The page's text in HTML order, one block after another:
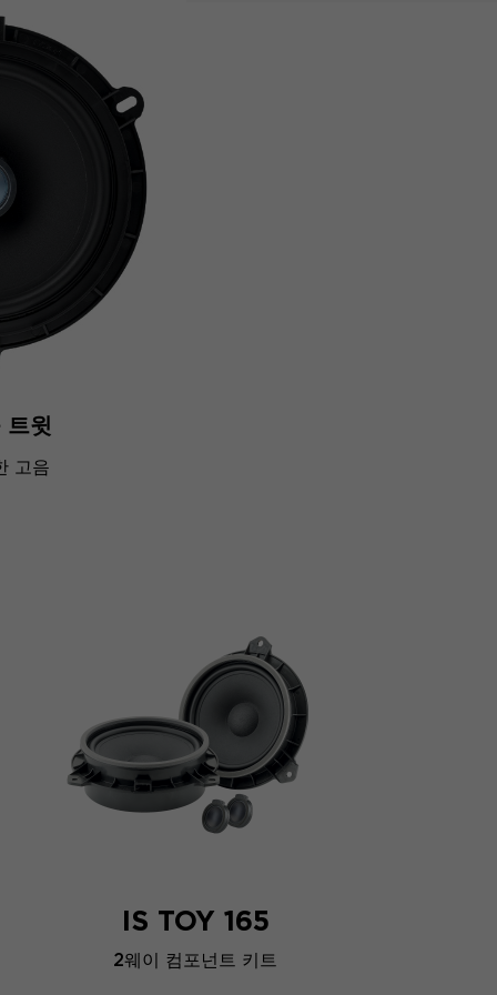
트윗
고음
IS TOY 165
2웨이 컴포넌트 키트